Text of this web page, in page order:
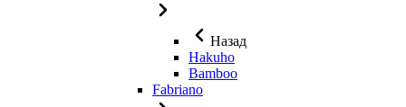
Назад
Hakuho
Bamboo
Fabriano